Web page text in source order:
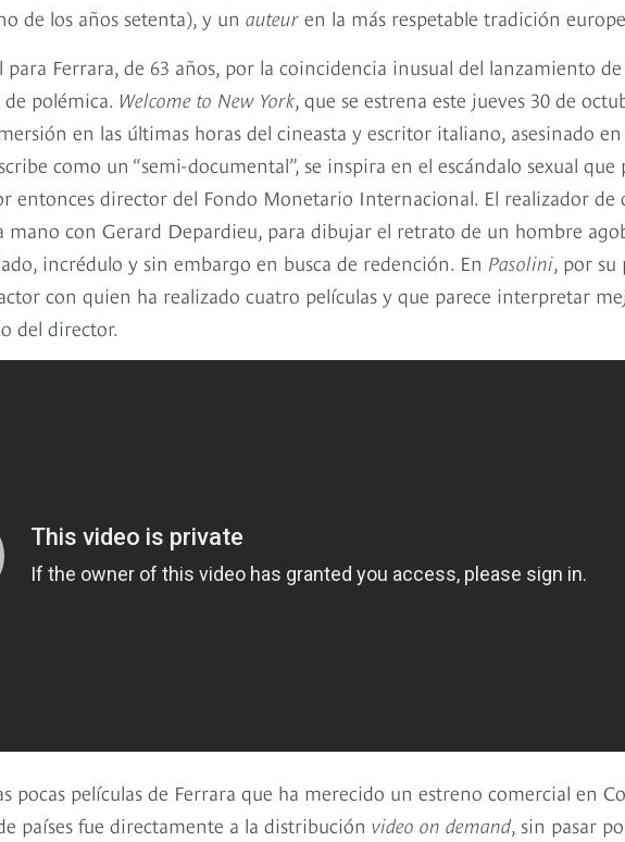
de los años setenta), y un auteur en la más respetable tradición
para Ferrara, de 63 años, por la coincidencia inusual del lanzamiento
de polémica. Welcome to New York, que se estrena este jueves 30 de
en las últimas horas del cineasta y escritor italiano, asesinado en
como un “semi-documental”, se inspira en el escándalo sexual
entonces director del Fondo Monetario Internacional. El realizador de
mano con Gerard Depardieu, para dibujar el retrato de un hombre
incrédulo y sin embargo en busca de redención. En Pasolini, por su
con quien ha realizado cuatro películas y que parece interpretar
del director.
pocas películas de Ferrara que ha merecido un estreno comercial en
países fue directamente a la distribución video on demand, sin pasar